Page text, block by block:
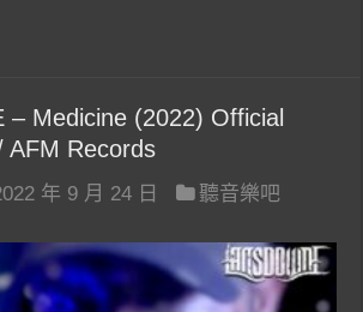
– Medicine (2022) Official
AFM Records
年 9 月 24 日
聽音樂吧